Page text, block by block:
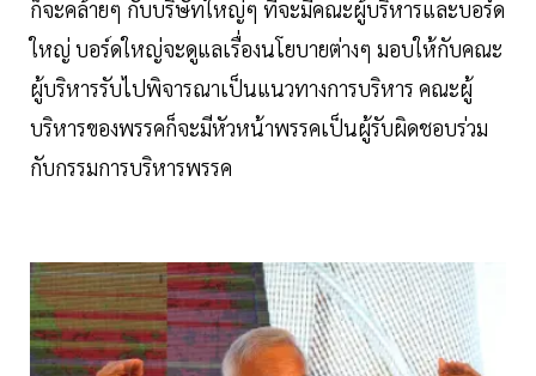
ก็จะคล้ายๆ กับบริษัทใหญ่ๆ ที่จะมีคณะผู้บริหารและบอร์ด
ใหญ่ บอร์ดใหญ่จะดูแลเรื่องนโยบายต่างๆ มอบให้กับคณะ
ผู้บริหารรับไปพิจารณาเป็นแนวทางการบริหาร คณะผู้
บริหารของพรรคก็จะมีหัวหน้าพรรคเป็นผู้รับผิดชอบร่วม
กับกรรมการบริหารพรรค